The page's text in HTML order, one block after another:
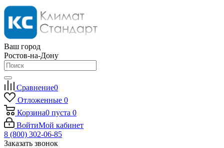
Ваш город
Ростов-на-Дону
Сравнение0
Отложенные 0
Корзина0 пуста 0
ВойтиМой кабинет
8 (800) 302-06-85
Заказать звонок